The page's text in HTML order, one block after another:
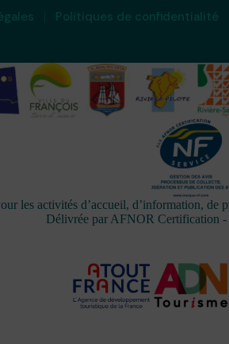
Politiques de confidentialité
les activités d’accueil, d’information, de
Délivrée par AFNOR Certification -